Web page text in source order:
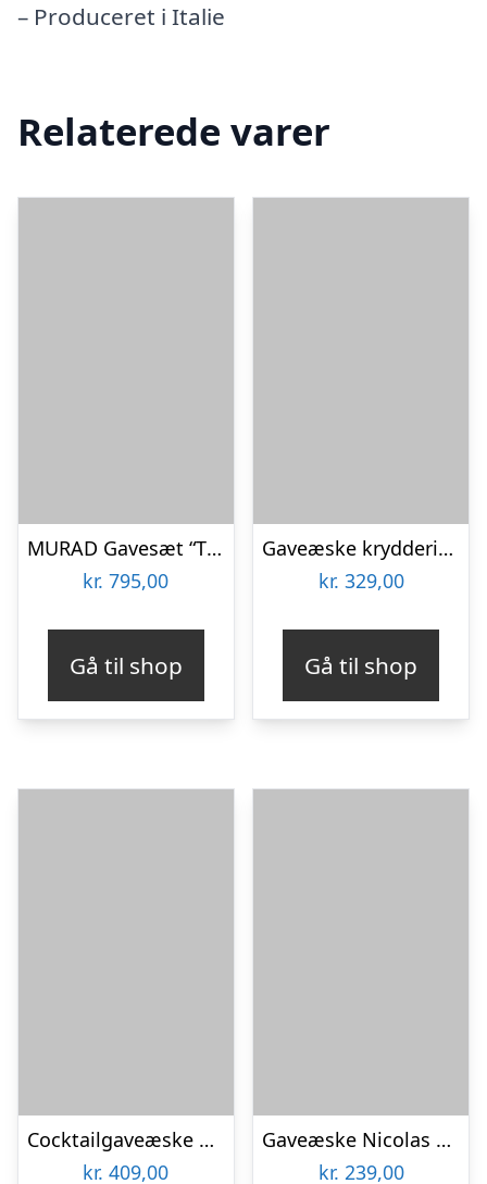
– Produceret i Italie
Relaterede varer
MURAD Gavesæt “The Retinol Renewers”
kr. 795,00
Gå til shop
Gaveæske krydderisæt Nicolas Vahé Gift Sets Favourite Collection Box – 4 salt- og peberblandinger med keramisk kværn, glas sort/grå
kr. 329,00
Gå til shop
Cocktailgaveæske Nicolas Vahé Gift Sets Cocktail Box med Ginger & Thyme sirup, garniture, røreske & opskriftkort
kr. 409,00
Gaveæske Nicolas Vahé Gift Sets Everyday Blends – Salt- & peberblanding og citronolivenolie
kr. 239,00